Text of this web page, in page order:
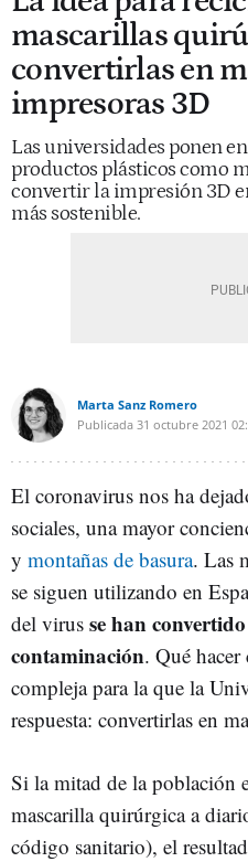
mascarillas
convertirlas en
impresoras 3D
Las universidades ponen
productos plásticos como
convertir la impresión 3D
más sostenible.
Marta Sanz Romero
Publicada 31 octubre 2021
El coronavirus nos ha
sociales, una mayor
y montañas de basura. Las
se siguen utilizando en
del virus se han
contaminación. Qué
compleja para la que la
respuesta: convertirlas en
Si la mitad de la población
mascarilla quirúrgica a
código sanitario), el